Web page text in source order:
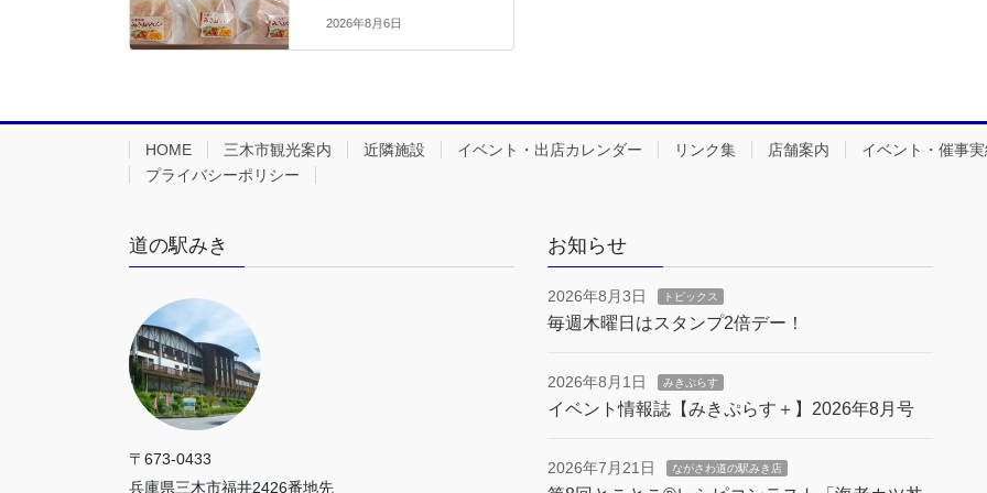
2026年8月6日
HOME 三木市観光案内 近隣施設 イベント・出店カレンダー リンク集 店舗案内 イベント・催事
プライバシーポリシー
道の駅みき
〒673-0433
兵庫県三木市福井2426番地先
お知らせ
2026年8月3日 トピックス
毎週木曜日はスタンプ2倍デー！
2026年8月1日 みきぷらす
イベント情報誌【みきぷらす＋】2026年8月号
2026年7月21日 ながさわ道の駅みき店